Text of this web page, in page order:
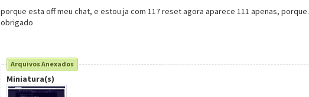
porque esta off meu chat, e estou ja com 117 reset agora aparece 111 apenas, porque.
obrigado
Arquivos Anexados
Miniatura(s)